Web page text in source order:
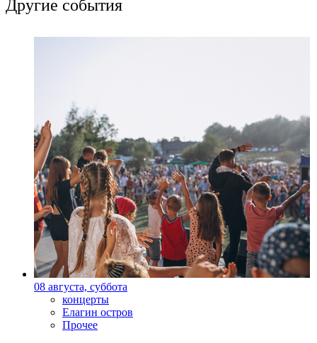
08 августа, суббота
концерты
Елагин остров
Прочее